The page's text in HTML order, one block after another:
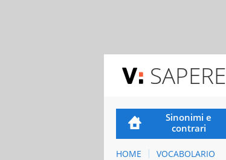
SAPERE
Sinonimi e
contrari
HOME VOCABOLARIO